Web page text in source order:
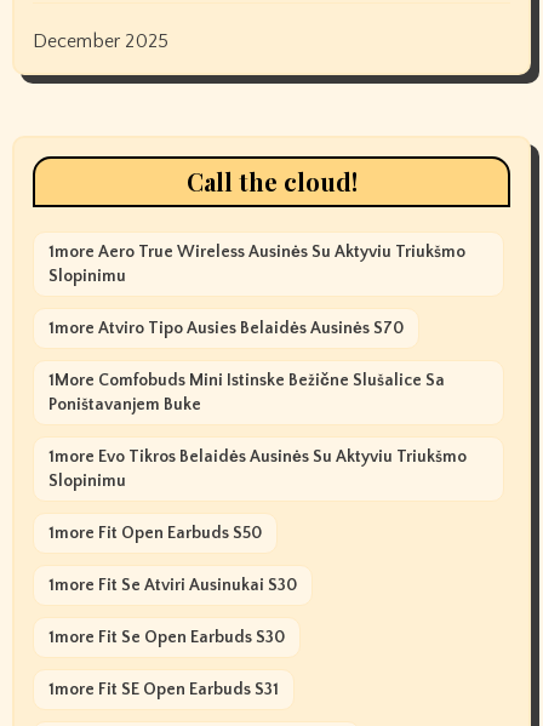
December 2025
Call the cloud!
1more Aero True Wireless Ausinės Su Aktyviu Triukšmo
Slopinimu
1more Atviro Tipo Ausies Belaidės Ausinės S70
1More Comfobuds Mini Istinske Bežične Slušalice Sa
Poništavanjem Buke
1more Evo Tikros Belaidės Ausinės Su Aktyviu Triukšmo
Slopinimu
1more Fit Open Earbuds S50
1more Fit Se Atviri Ausinukai S30
1more Fit Se Open Earbuds S30
1more Fit SE Open Earbuds S31